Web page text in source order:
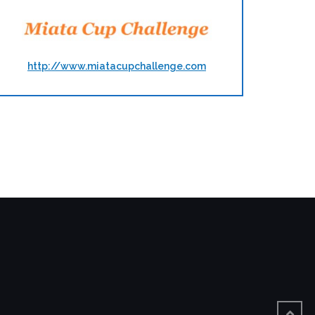
http://www.miatacupchallenge.com